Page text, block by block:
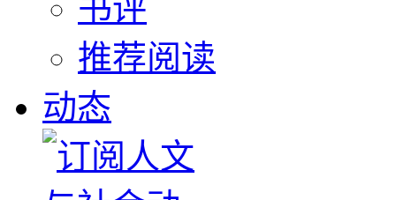
书评
推荐阅读
动态